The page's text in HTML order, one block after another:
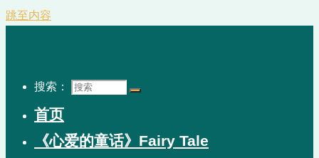
跳至内容
搜索：
首页
《心爱的童话》Fairy Tale